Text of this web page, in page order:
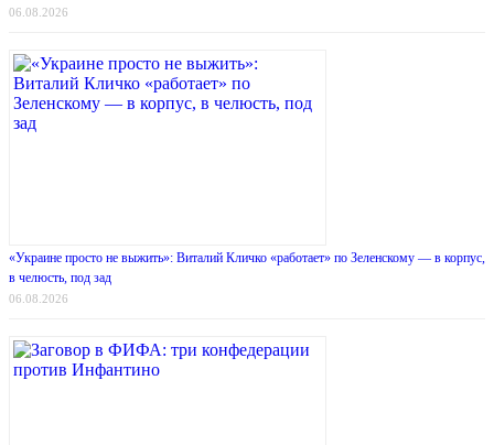
06.08.2026
«Украине просто не выжить»: Виталий Кличко «работает» по Зеленскому — в корпус,
в челюсть, под зад
06.08.2026